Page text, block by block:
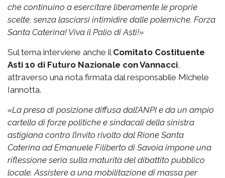
che continuino a esercitare liberamente le proprie
scelte, senza lasciarsi intimidire dalle polemiche. Forza
Santa Caterina! Viva il Palio di Asti!»
Sul tema interviene anche il Comitato Costituente
Asti 10 di Futuro Nazionale con Vannacci
attraverso una nota firmata dal responsabile Michele
Iannotta.
«La presa di posizione diffusa dall’ANPI e da un ampio
cartello di forze politiche e sindacali della sinistra
astigiana contro l’invito rivolto dal Rione Santa
Caterina ad Emanuele Filiberto di Savoia impone una
riflessione seria sulla maturità del dibattito pubblico
locale. Assistere a una mobilitazione di massa per